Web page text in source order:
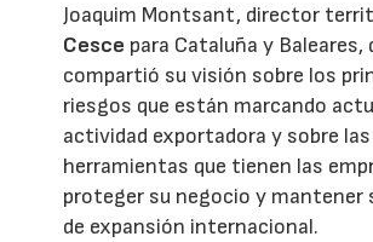
Joaquim Montsant, director
Cesce para Cataluña y Baleares,
compartió su visión sobre los
riesgos que están marcando
actividad exportadora y sobre las
herramientas que tienen las
proteger su negocio y mantener
de expansión internacional.